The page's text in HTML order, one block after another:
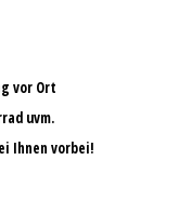
vor Ort
uvm.
Ihnen vorbei!